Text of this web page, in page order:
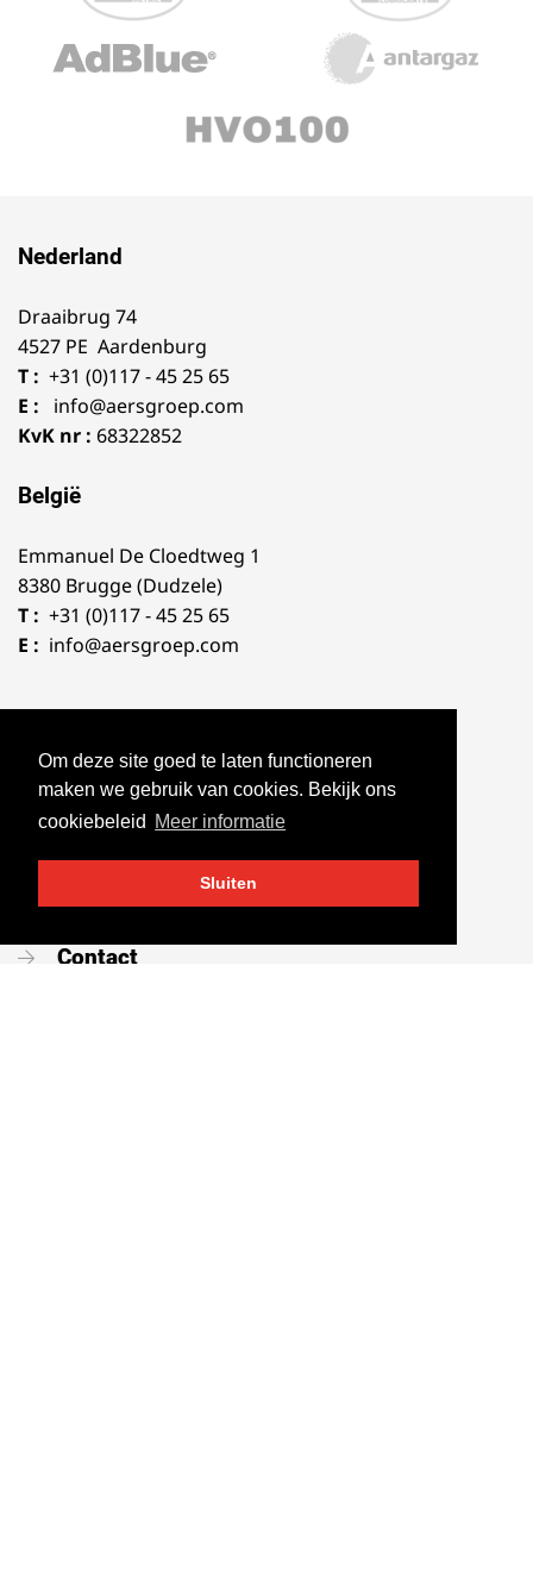
Om deze site goed te laten functioneren
maken we gebruik van cookies. Bekijk ons
cookiebeleid
Meer informatie
Sluiten
Nederland
Draaibrug 74
4527 PE Aardenburg
T : +31 (0)117 - 45 25 65
E :
info@aersgroep.com
KvK nr : 68322852
België
Emmanuel De Cloedtweg 1
8380 Brugge (Dudzele)
T : +31 (0)117 - 45 25 65
E : info@aersgroep.com
Snel naar
Contact